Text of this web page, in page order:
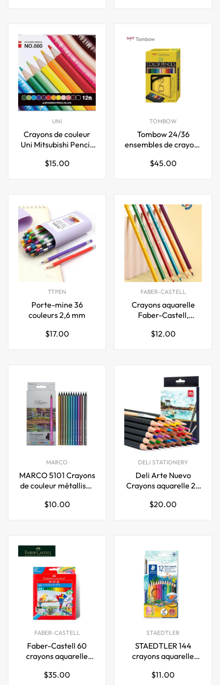
UNI
Crayons de couleur
Uni Mitsubishi Pencil,
Prix
$15.00
TOMBOW
Tombow 24/36
ensembles de crayons
roulé et mini taille-
Prix
$45.00
TTPEN
Porte-mine 36
couleurs 2,6 mm
Prix
$17.00
FABER-CASTELL
Crayons aquarelle
Faber-Castell,
paquet de 12
Prix
$12.00
MARCO
MARCO 5101 Crayons
de couleur métallisés
Prix
$10.00
DELI STATIONERY
Deli Arte Nuevo
Crayons aquarelle 24
Prix
$20.00
FABER-CASTELL
Faber-Castell 60
crayons aquarelle
Prix
$35.00
STAEDTLER
STAEDTLER 144
crayons aquarelle
couleurs
Prix
$11.00